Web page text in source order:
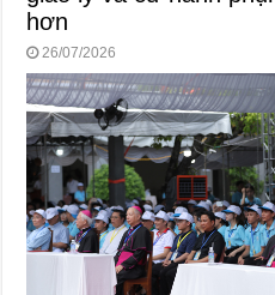
hơn
26/07/2026